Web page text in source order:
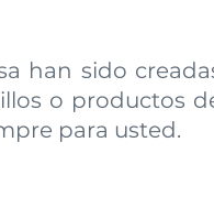
han sido
o productos
para usted.